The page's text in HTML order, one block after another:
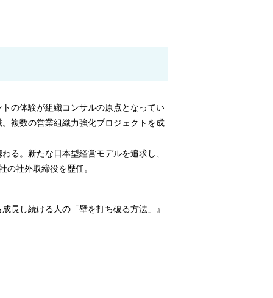
の体験が組織コンサルの原点となってい
複数の営業組織力強化プロジェクトを成
る。新たな日本型経営モデルを追求し、
社外取締役を歴任。
長し続ける人の「壁を打ち破る方法」』